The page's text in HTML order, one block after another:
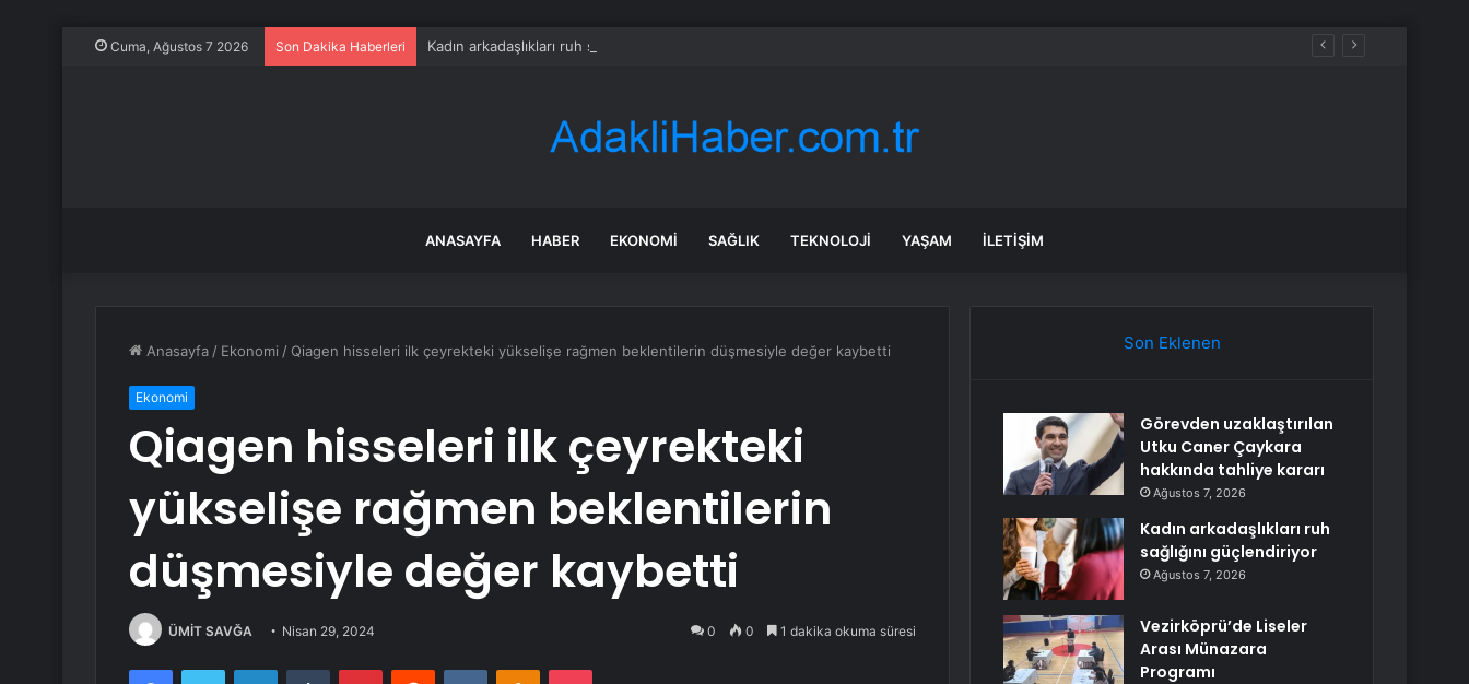
Cuma, Ağustos 7 2026 Son Dakika Haberleri Kadın arkadaşlıkları ruh sağlığını güçlendiriyor
ANASAYFA HABER EKONOMI SAĞLIK TEKNOLOJI YAŞAM İLETIŞIM
Anasayfa / Ekonomi / Qiagen hisseleri ilk çeyrekteki yükselişe rağmen beklentilerin düşmesiyle değer kaybetti
Ekonomi
Qiagen hisseleri ilk çeyrekteki
yükselişe rağmen beklentilerin
düşmesiyle değer kaybetti
ÜMİT SAVĞA Nisan 29, 2024 0 0 1 dakika okuma süresi
FacebookTwitter LinkedInTumblr PinterestReddit VKontakteOdnoklassniki
Pocket
Son Eklenen
Görevden uzaklaştırılan
Utku Caner Çaykara
hakkında tahliye kararı
Ağustos 7, 2026
Kadın arkadaşlıkları ruh
sağlığını güçlendiriyor
Ağustos 7, 2026
Vezirköprü’de Liseler
Arası Münazara
Programı